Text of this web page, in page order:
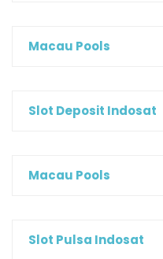
Macau Pools
Slot Deposit Indosat
Macau Pools
Slot Pulsa Indosat